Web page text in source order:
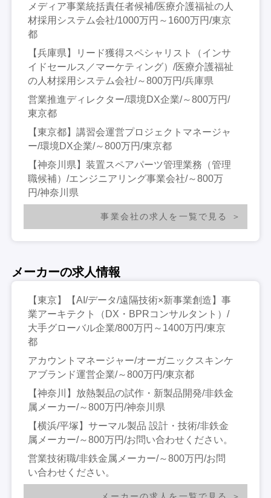
メディア事業統括責任者候補/医療介護福祉の人
材採用システム会社/1000万円～1600万円/東京
都
【兵庫県】リード獲得スペシャリスト（インサ
イドセールス／マーケティング）/医療介護福祉
の人材採用システム会社/～800万円/兵庫県
営業推進ディレクター/環境DX企業/～800万円/
東京都
【東京都】講習会運営プロジェクトマネージャ
ー/環境DX企業/～800万円/東京都
【神奈川県】装置スペアパーツ管理業務（管理
職候補）/エンジニアリング事業会社/～800万
円/神奈川県
事業会社の求人を一覧で見る
メーカーの求人情報
【東京】【AI/データ/遠隔技術×新事業創造】事
業アーキテクト（DX・BPRコンサルタント）/
大手グローバル企業/800万円～1400万円/東京
都
アカウントマネージャー/オーガニックスキンケ
アブランド運営企業/～800万円/東京都
【神奈川】放熱製品の試作・新製品開発/非鉄金
属メーカー/～800万円/神奈川県
【横浜/平塚】サーマル製品 設計・技術/非鉄金
属メーカー/～800万円/お問い合わせください。
営業技術職/非鉄金属メーカー/～800万円/お問
い合わせください。
メーカーの求人を一覧で見る